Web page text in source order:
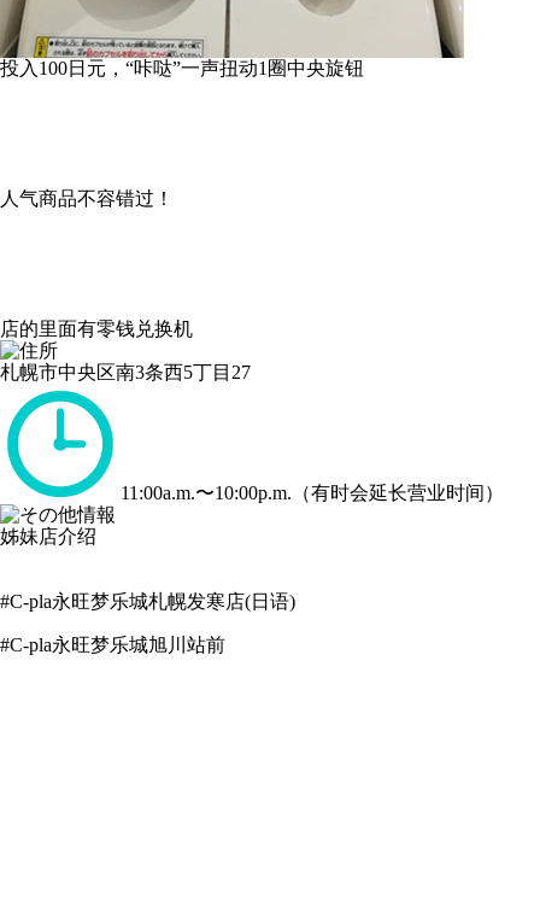
投入100日元，“咔哒”一声扭动1圈中央旋钮
人气商品不容错过！
店的里面有零钱兑换机
札幌市中央区南3条西5丁目27
11:00a.m.〜10:00p.m.（有时会延长营业时间）
姊妹店介绍
#C-pla永旺梦乐城札幌发寒店(日语)
#C-pla永旺梦乐城旭川站前